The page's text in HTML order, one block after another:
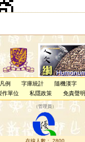
例 字庫統計 隨機漢字
作單位 私隱政策 免責聲明
（管理員 ）
在線人數： 2800